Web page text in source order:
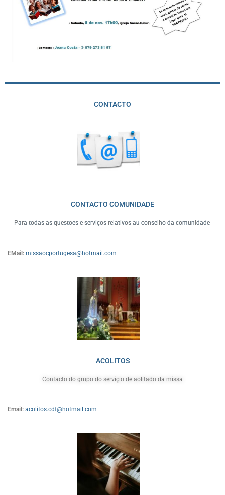
CONTACTO
CONTACTO COMUNIDADE
Para todas as questoes e serviços relativos au conselho da comunidade
EMail: missaocportugesa@hotmail.com
ACOLITOS
Contacto do grupo do serviçio de aolitado da missa
Email: acolitos.cdf@hotmail.com